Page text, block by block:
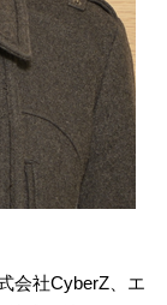
会社CyberZ、エ